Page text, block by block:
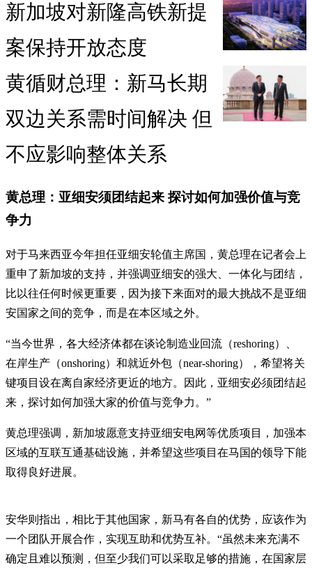
新加坡对新隆高铁新提
案保持开放态度
黄循财总理：新马长期
双边关系需时间解决 但
不应影响整体关系
黄总理：亚细安须团结起来 探讨如何加强价值与竞
争力
对于马来西亚今年担任亚细安轮值主席国，黄总理在记者会上
重申了新加坡的支持，并强调亚细安的强大、一体化与团结，
比以往任何时候更重要，因为接下来面对的最大挑战不是亚细
安国家之间的竞争，而是在本区域之外。
“当今世界，各大经济体都在谈论制造业回流（reshoring）、
在岸生产（onshoring）和就近外包（near-shoring），希望将关
键项目设在离自家经济更近的地方。因此，亚细安必须团结起
来，探讨如何加强大家的价值与竞争力。”
黄总理强调，新加坡愿意支持亚细安电网等优质项目，加强本
区域的互联互通基础设施，并希望这些项目在马国的领导下能
取得良好进展。
安华则指出，相比于其他国家，新马有各自的优势，应该作为
一个团队开展合作，实现互助和优势互补。“虽然未来充满不
确定且难以预测，但至少我们可以采取足够的措施，在国家层